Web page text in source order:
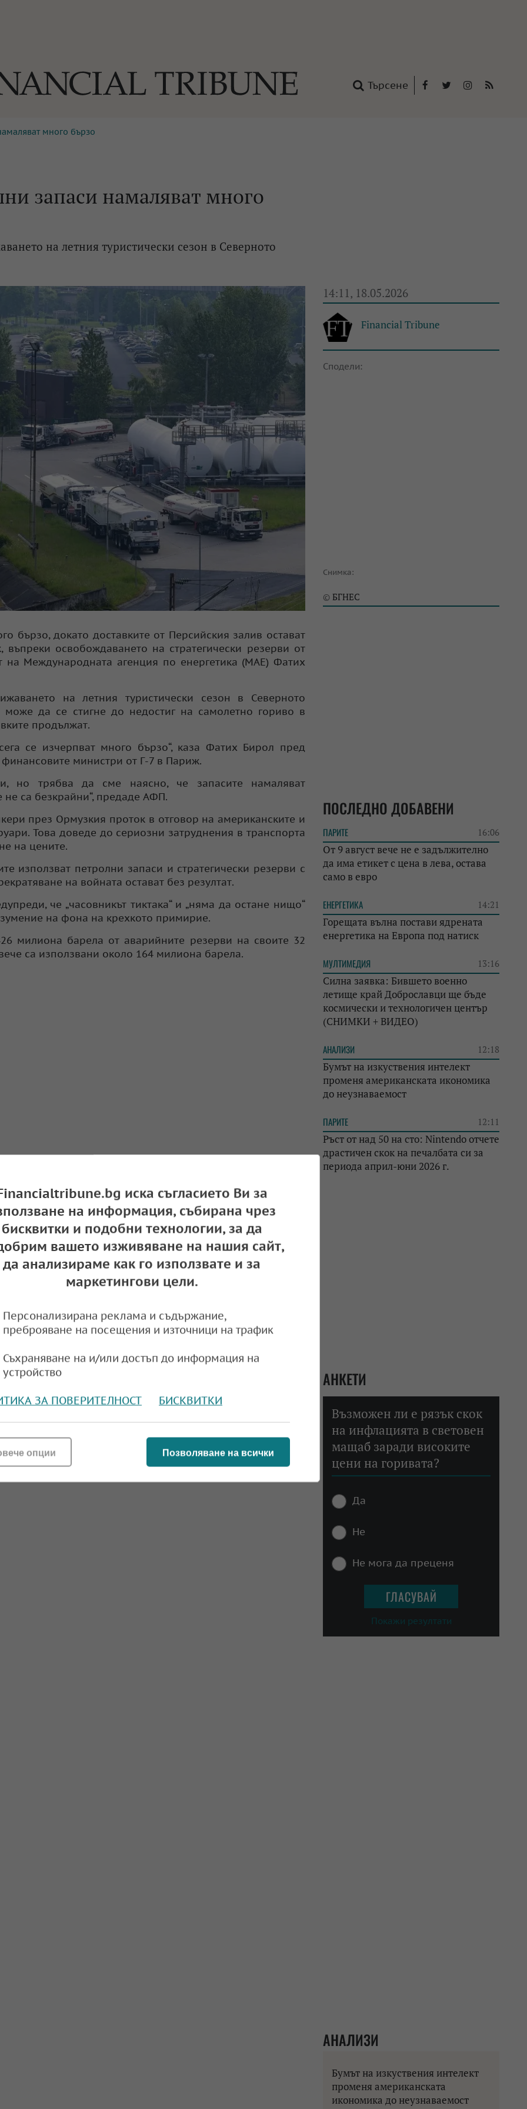
Търсене
много бързо
запаси намаляват много
на летния туристически сезон в Северното
14:11, 18.05.2026
Financial Tribune
Сподели:
Снимка:
© БГНЕС
бързо, докато доставките от Персийския залив остават
освобождаването на стратегически резерви от
на Международната агенция по енергетика (МАЕ) Фатих
на летния туристически сезон в Северното
да се стигне до недостиг на самолетно гориво в
продължат.
се изчерпват много бързо“, каза Фатих Бирол пред
министри от Г-7 в Париж.
но трябва да сме наясно, че запасите намаляват
не са безкрайни“, предаде АФП.
през Ормузкия проток в отговор на американските и
Това доведе до сериозни затруднения в транспорта
на цените.
използват петролни запаси и стратегически резерви с
на войната остават без резултат.
че „часовникът тиктака“ и „няма да остане нищо“
на фона на крехкото примирие.
милиона барела от аварийните резерви на своите 32
са използвани около 164 милиона барела.
ПОСЛЕДНО ДОБАВЕНИ
ПАРИТЕ 16:06
От 9 август вече не е задължително
да има етикет с цена в лева, остава
само в евро
ЕНЕРГЕТИКА 14:21
Горещата вълна постави ядрената
енергетика на Европа под натиск
МУЛТИМЕДИЯ 13:16
Силна заявка: Бившето военно
летище край Доброславци ще бъде
космически и технологичен център
(СНИМКИ + ВИДЕО)
АНАЛИЗИ 12:18
Бумът на изкуствения интелект
променя американската икономика
до неузнаваемост
ПАРИТЕ 12:11
Ръст от над 50 на сто: Nintendo отчете
драстичен скок на печалбата си за
периода април-юни 2026 г.
АНКЕТИ
Възможен ли е рязък скок
на инфлацията в световен
мащаб заради високите
цени на горивата?
Да
Не
Не мога да преценя
Покажи резултати
АНАЛИЗИ
Бумът на изкуствения интелект
променя американската
икономика до неузнаваемост
иска съгласието Ви за
на информация, събирана чрез
бисквитки и подобни технологии, за да
вашето изживяване на нашия сайт,
да анализираме как го използвате и за
маркетингови цели.
Персонализирана реклама и съдържание,
преброяване на посещения и източници на трафик
Съхраняване на и/или достъп до информация на
устройство
ЗА ПОВЕРИТЕЛНОСТ БИСКВИТКИ
Позволяване на всички
опции